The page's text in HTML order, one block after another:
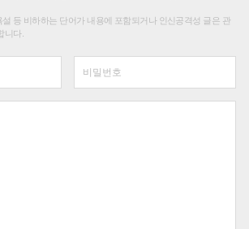
등 비하하는 단어가 내용에 포함되거나 인신공격성 글은 관
니다.